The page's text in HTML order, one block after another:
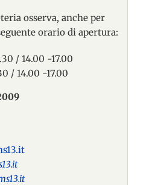
osserva, anche per
orario di apertura:
/ 14.00 -17.00
/ 14.00 -17.00